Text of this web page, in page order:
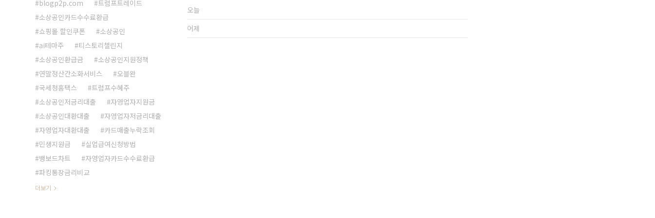
blogp2p.com
트럼프트레이드
소상공인카드수수료환급
쇼핑몰 할인쿠폰
소상공인
ai테마주
티스토리챌린지
소상공인환급금
소상공인지원정책
연말정산간소화서비스
오블완
국세청홈택스
트럼프수혜주
소상공인저금리대출
자영업자지원금
소상공인대환대출
자영업자저금리대출
자영업자대환대출
카드매출누락조회
민생지원금
실업급여신청방법
뱅보드차트
자영업자카드수수료환급
파킹통장금리비교
더보기
오늘
어제